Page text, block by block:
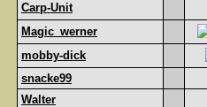
Carp-Unit
Magic_werner
mobby-dick
snacke99
Walter